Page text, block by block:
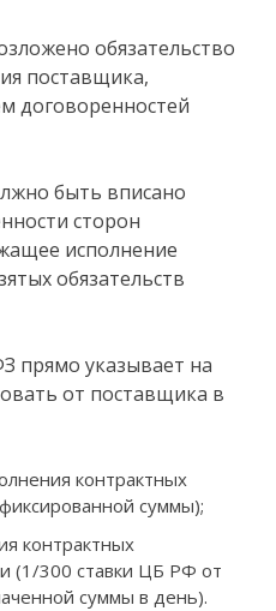
обязательство
поставщика,
договоренностей
быть вписано
сторон
исполнение
обязательств
прямо указывает на
от поставщика в
контрактных
суммы);
контрактных
(1/300 ставки ЦБ РФ от
суммы в день).